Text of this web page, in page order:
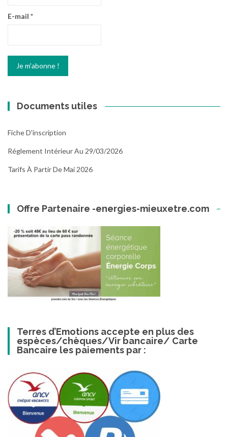
E-mail *
Documents utiles
Fiche D'inscription
Réglement Intérieur Au 29/03/2026
Tarifs À Partir De Mai 2026
Offre Partenaire -energies-mieuxetre.com
Terres d’Emotions accepte en plus des
espèces/chèques/Vir bancaire/ Carte
Bancaire les paiements par :